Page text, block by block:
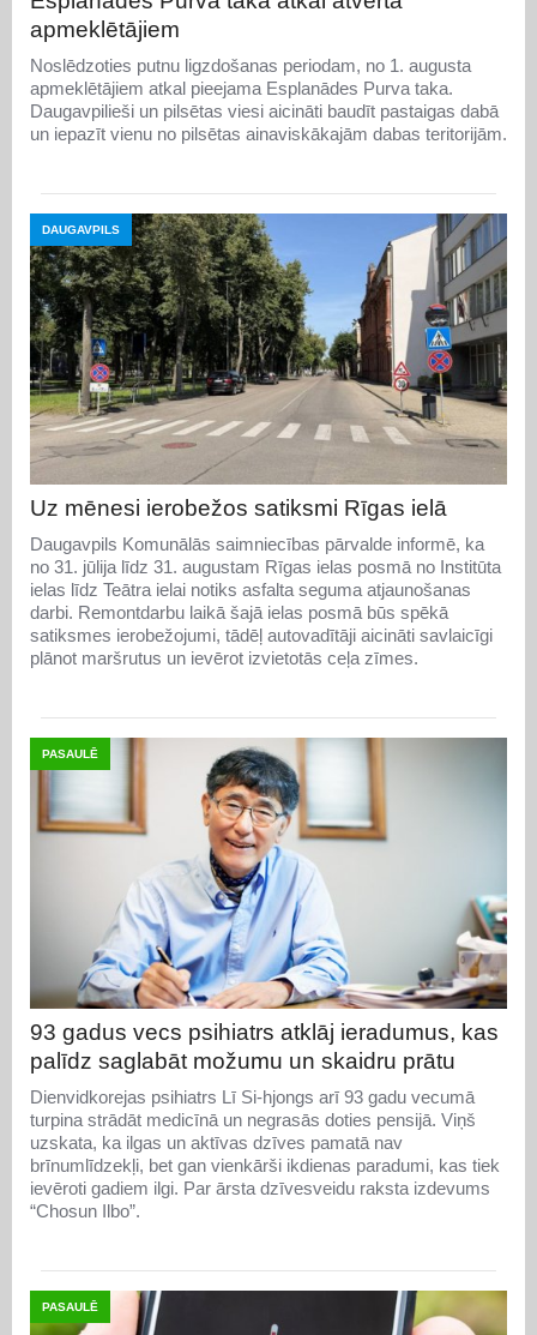
apmeklētājiem
Noslēdzoties putnu ligzdošanas periodam, no 1. augusta
apmeklētājiem atkal pieejama Esplanādes Purva taka.
Daugavpilieši un pilsētas viesi aicināti baudīt pastaigas dabā
un iepazīt vienu no pilsētas ainaviskākajām dabas teritorijām.
DAUGAVPILS
Uz mēnesi ierobežos satiksmi Rīgas ielā
Daugavpils Komunālās saimniecības pārvalde informē, ka
no 31. jūlija līdz 31. augustam Rīgas ielas posmā no Institūta
ielas līdz Teātra ielai notiks asfalta seguma atjaunošanas
darbi. Remontdarbu laikā šajā ielas posmā būs spēkā
satiksmes ierobežojumi, tādēļ autovadītāji aicināti savlaicīgi
plānot maršrutus un ievērot izvietotās ceļa zīmes.
PASAULĒ
93 gadus vecs psihiatrs atklāj ieradumus, kas
palīdz saglabāt možumu un skaidru prātu
Dienvidkorejas psihiatrs Lī Si-hjongs arī 93 gadu vecumā
turpina strādāt medicīnā un negrasās doties pensijā. Viņš
uzskata, ka ilgas un aktīvas dzīves pamatā nav
brīnumlīdzekļi, bet gan vienkārši ikdienas paradumi, kas tiek
ievēroti gadiem ilgi. Par ārsta dzīvesveidu raksta izdevums
“Chosun Ilbo”.
PASAULĒ